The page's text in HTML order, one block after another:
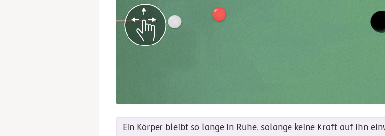
Ein Körper bleibt so lange in Ruhe, solange keine Kraft auf ihn